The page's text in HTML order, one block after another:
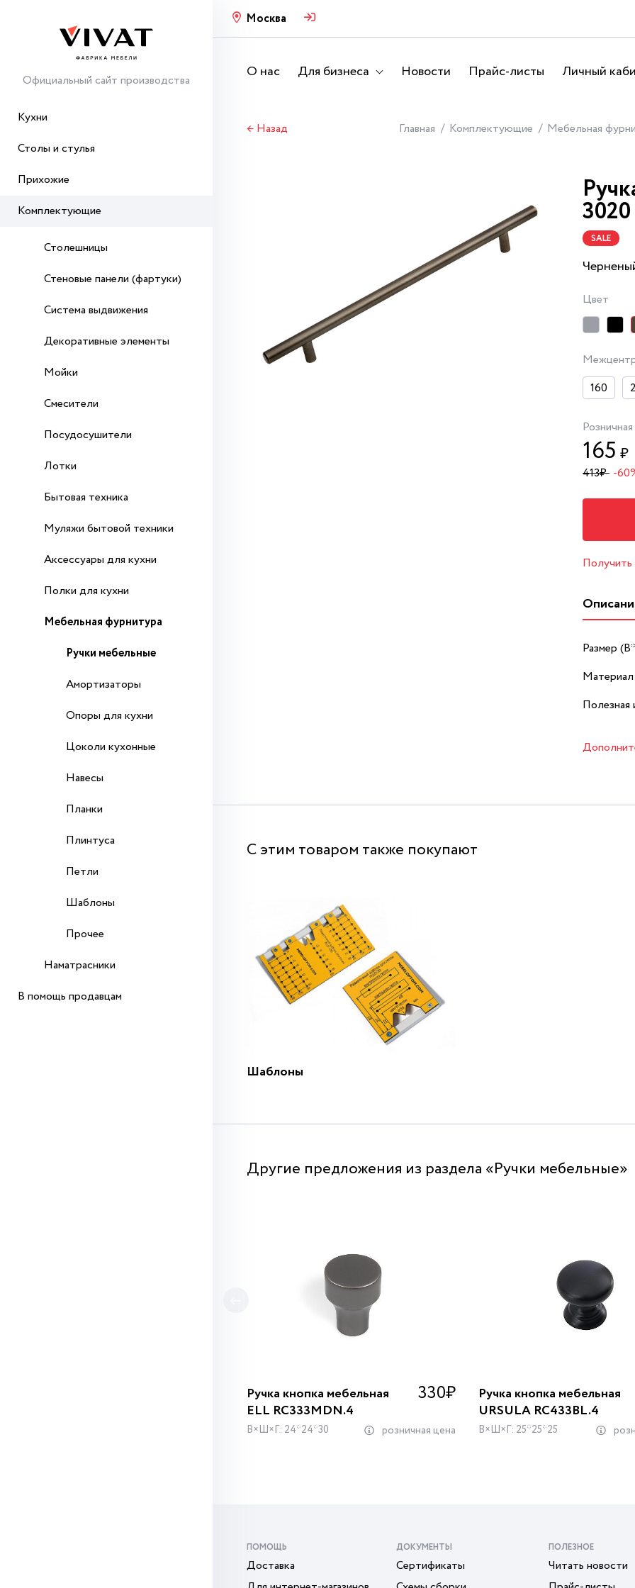
Официальный сайт производства
Кухни
Столы и стулья
Прихожие
Комплектующие
Столешницы
Стеновые панели (фартуки)
Система выдвижения
Декоративные элементы
Мойки
Смесители
Посудосушители
Лотки
Бытовая техника
Муляжи бытовой техники
Аксессуары для кухни
Полки для кухни
Мебельная фурнитура
Ручки мебельные
Амортизаторы
Опоры для кухни
Цоколи кухонные
Навесы
Планки
Плинтуса
Петли
Шаблоны
Прочее
Наматрасники
В помощь продавцам
Москва
О нас Для бизнеса Новости Прайс-листы Личный
← Назад Главная Комплектующие Мебельная
3020
SALE
Цвет
160
165 ₽
413₽ -
Размер
Полезная
С этим товаром также покупают
Шаблоны
Другие предложения из раздела «Ручки мебельные»
Ручка кнопка мебельная
ELL RC333MDN.4
330₽
В×Ш×Г: 24*24*30 розничная цена
Ручка кнопка мебельная
URSULA RC433BL.4
В×Ш×Г: 25*25*25
ПОМОЩЬ
Доставка
ДОКУМЕНТЫ
Сертификаты
ПОЛЕЗНОЕ
Читать новости